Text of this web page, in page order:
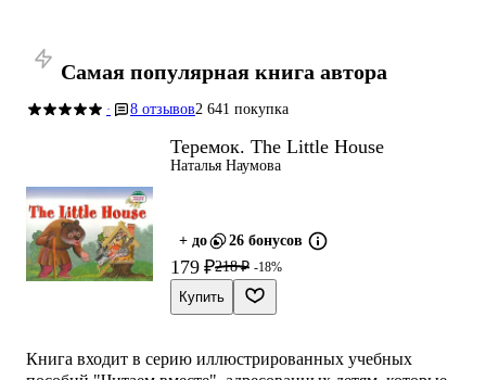
Самая популярная книга автора
· 8 отзывов2 641 покупка
Теремок. The Little House
Наталья Наумова
+ до 26 бонусов
179 ₽218 ₽ -18%
Купить
Книга входит в серию иллюстрированных учебных